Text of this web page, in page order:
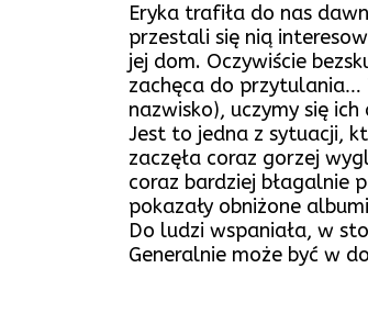
Eryka trafiła do nas
przestali się nią
jej dom. Oczywiście
zachęca do przytulania…
nazwisko), uczymy się
Jest to jedna z sytuacji,
zaczęła coraz gorzej
coraz bardziej błagalnie
pokazały obniżone
Do ludzi wspaniała, w
Generalnie może być w